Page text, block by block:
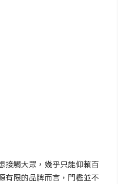
接觸大眾，幾乎只能仰賴百
有限的品牌而言，門檻並不